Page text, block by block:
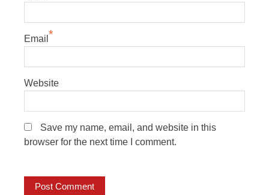
Email *
Website
Save my name, email, and website in this
browser for the next time I comment.